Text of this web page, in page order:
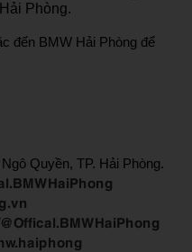
Phòng.
đến BMW Hải Phòng để
Quyền, TP. Hải Phòng.